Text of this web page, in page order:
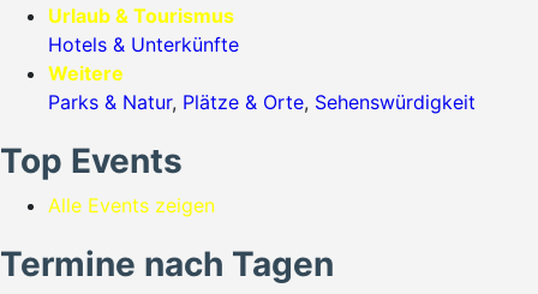
Urlaub & Tourismus
Hotels & Unterkünfte
Weitere
Parks & Natur, Plätze & Orte, Sehenswürdigkeit
Top Events
Alle Events zeigen
Termine nach Tagen